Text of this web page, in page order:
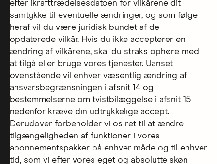
efter ikrafttrædelsesdatoen for vilkårene dit
samtykke til eventuelle ændringer, og som følge
heraf vil du være juridisk bundet af de
opdaterede vilkår. Hvis du ikke accepterer en
ændring af vilkårene, skal du straks ophøre med
at tilgå eller bruge vores tjenester. Uanset
ovenstående vil enhver væsentlig ændring af
ansvarsbegrænsningen i afsnit 14 og
bestemmelserne om tvistbilæggelse i afsnit 15
nedenfor kræve din udtrykkelige accept.
Derudover forbeholder vi os ret til at ændre
tilgængeligheden af funktioner i vores
abonnementspakker på enhver måde og til enhver
tid, som vi efter vores eget og absolutte skøn